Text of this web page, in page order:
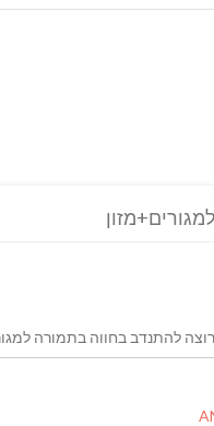
להתנדב בחווה בתמורה